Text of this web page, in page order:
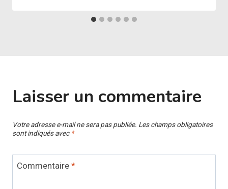
Laisser un commentaire
Votre adresse e-mail ne sera pas publiée. Les champs obligatoires
sont indiqués avec *
Commentaire *